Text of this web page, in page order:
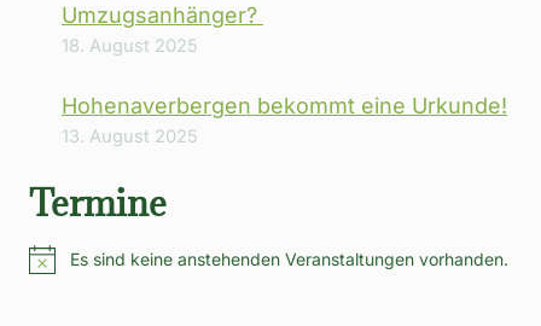
Umzugsanhänger?
18. August 2025
Hohenaverbergen bekommt eine Urkunde!
13. August 2025
Termine
HinweisEs sind keine anstehenden Veranstaltungen vorhanden.